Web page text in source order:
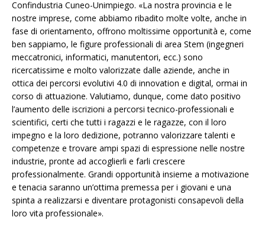
Confindustria Cuneo-Unimpiego. «La nostra provincia e le
nostre imprese, come abbiamo ribadito molte volte, anche in
fase di orientamento, offrono moltissime opportunità e, come
ben sappiamo, le figure professionali di area Stem (ingegneri
meccatronici, informatici, manutentori, ecc.) sono
ricercatissime e molto valorizzate dalle aziende, anche in
ottica dei percorsi evolutivi 4.0 di innovation e digital, ormai in
corso di attuazione. Valutiamo, dunque, come dato positivo
l’aumento delle iscrizioni a percorsi tecnico-professionali e
scientifici, certi che tutti i ragazzi e le ragazze, con il loro
impegno e la loro dedizione, potranno valorizzare talenti e
competenze e trovare ampi spazi di espressione nelle nostre
industrie, pronte ad accoglierli e farli crescere
professionalmente. Grandi opportunità insieme a motivazione
e tenacia saranno un’ottima premessa per i giovani e una
spinta a realizzarsi e diventare protagonisti consapevoli della
loro vita professionale».